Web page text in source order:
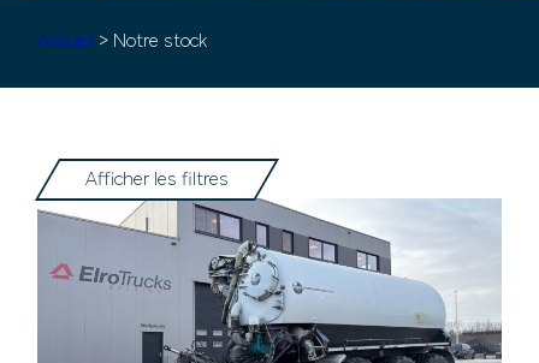
Accueil > Notre stock
Afficher les filtres